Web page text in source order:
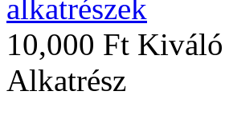
10,000 Ft Kiváló
Alkatrész